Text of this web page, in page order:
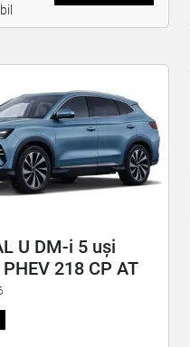
U DM-i 5 uși
218 CP AT